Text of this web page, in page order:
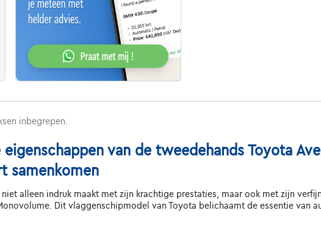
inbegrepen.
van de tweedehands Toyota
samenkomen
alleen indruk maakt met zijn krachtige prestaties, maar ook met zijn
Dit vlaggenschipmodel van Toyota belichaamt de essentie van